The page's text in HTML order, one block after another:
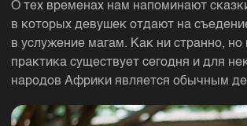
О тех временах нам напоминают
в которых девушек отдают на
в услужение магам. Как ни странно, но
практика существует сегодня и для
народов Африки является обычным